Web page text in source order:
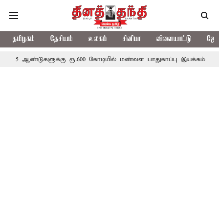
தமிழகம் தேசியம் உலகம் சினிமா விளையாட்டு
ரூ.600 கோடியில் மண்வள பாதுகாப்பு இயக்கம்